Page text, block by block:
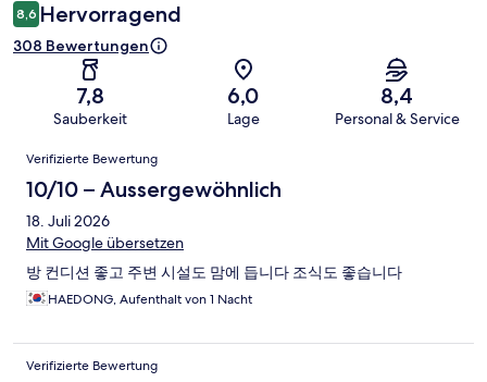
8,6 Hervorragend
308 Bewertungen
7,8
Sauberkeit
6,0
Lage
8,4
Personal & Service
Bewertungen
Verifizierte Bewertung
10/10 – Aussergewöhnlich
18. Juli 2026
Mit Google übersetzen
방 컨디션 좋고 주변 시설도 맘에 듭니다 조식도 좋습니다
HAEDONG, Aufenthalt von 1 Nacht
Verifizierte Bewertung